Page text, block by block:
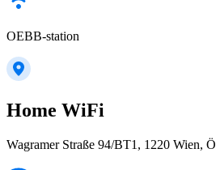
OEBB-station
Home WiFi
Wagramer Straße 94/BT1, 1220 Wien,